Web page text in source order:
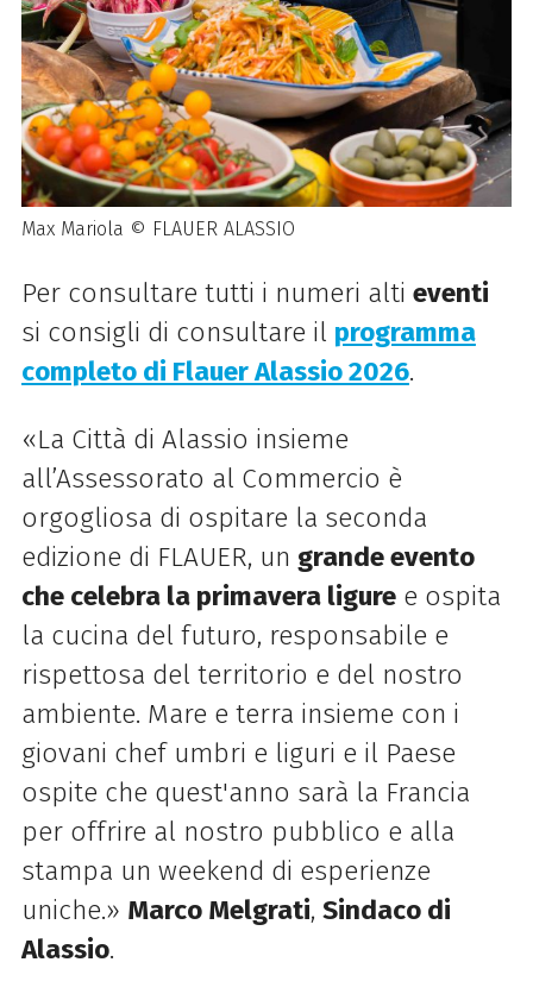
Max Mariola © FLAUER ALASSIO
Per consultare tutti i numeri alti eventi
si consigli di consultare il programma
completo di Flauer Alassio 2026.
«La Città di Alassio insieme
all’Assessorato al Commercio è
orgogliosa di ospitare la seconda
edizione di FLAUER, un grande evento
che celebra la primavera liguree ospita
la cucina del futuro, responsabile e
rispettosa del territorio e del nostro
ambiente. Mare e terra insieme con i
giovani chef umbri e liguri e il Paese
ospite che quest'anno sarà la Francia
per offrire al nostro pubblico e alla
stampa un weekend di esperienze
uniche.» Marco Melgrati, Sindaco di
Alassio.